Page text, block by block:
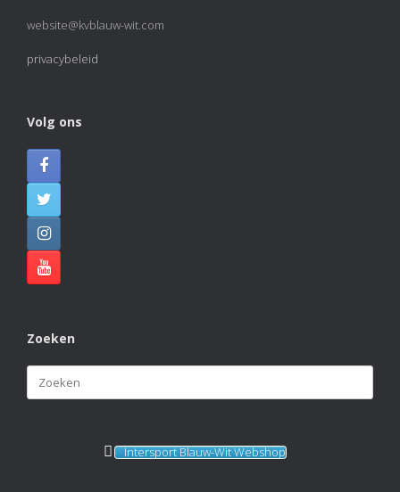
website@kvblauw-wit.com
privacybeleid
Volg ons
Zoeken
Zoeken
naar:
Intersport Blauw-Wit Webshop